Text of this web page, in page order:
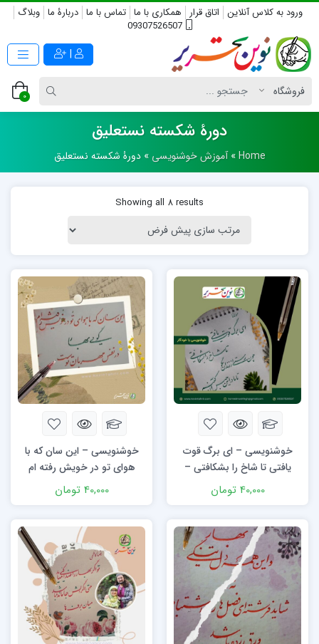
ورود به کلاس آنلاین اتاق قرار همکاری با ما تماس با ما دربارۀ ما وبلاگ
09307526507
|
0
دورۀ شکسته نستعلیق
Home
»آموزش خوشنویسی »دورۀ شکسته نستعلیق
Showing all 8 results
خوشنویسی – ای برگ قوت
یافتی تا شاخ را بشکافتی –
مولانا40,000 تومان
خوشنویسی – این سان که با
هوای تو در خویش رفته ام
گویی بهار در نفس مهربان
توست
40,000 تومان